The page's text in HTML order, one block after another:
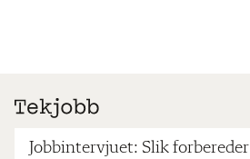
Jobbintervjuet: Slik forbereder